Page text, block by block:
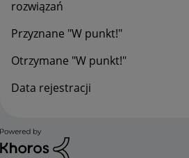
rozwiązań
Przyznane "W punkt!"
Otrzymane "W punkt!"
Data rejestracji